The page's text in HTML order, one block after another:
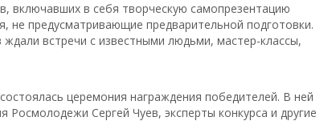
включавших в себя творческую самопрезентацию
не предусматривающие предварительной подготовки.
встречи с известными людьми, мастер-классы,
церемония награждения победителей. В ней
Росмолодежи Сергей Чуев, эксперты конкурса и другие